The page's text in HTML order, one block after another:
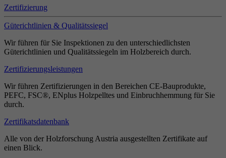
Zertifizierung
Güterichtlinien & Qualitätssiegel
Wir führen für Sie Inspektionen zu den unterschiedlichsten
Güterichtlinien und Qualitätssiegeln im Holzbereich durch.
Zertifizierungsleistungen
Wir führen Zertifizierungen in den Bereichen CE-Bauprodukte,
PEFC, FSC®, ENplus Holzpelltes und Einbruchhemmung für Sie
durch.
Zertifikatsdatenbank
Alle von der Holzforschung Austria ausgestellten Zertifikate auf
einen Blick.